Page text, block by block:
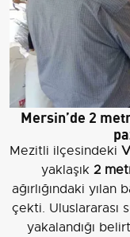
Mersin’de 2
Mezitli ilçesindeki
yaklaşık 2
ağırlığındaki yılan
çekti. Uluslararası
yakalandığı